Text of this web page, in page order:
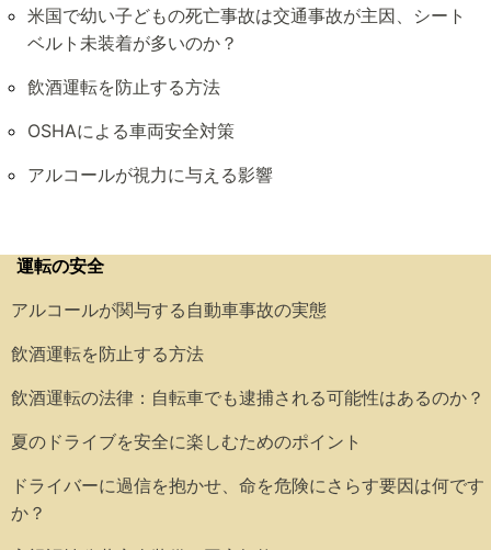
米国で幼い子どもの死亡事故は交通事故が主因、シート
ベルト未装着が多いのか？
飲酒運転を防止する方法
OSHAによる車両安全対策
アルコールが視力に与える影響
運転の安全
アルコールが関与する自動車事故の実態
飲酒運転を防止する方法
飲酒運転の法律：自転車でも逮捕される可能性はあるのか？
夏のドライブを安全に楽しむためのポイント
ドライバーに過信を抱かせ、命を危険にさらす要因は何です
か？